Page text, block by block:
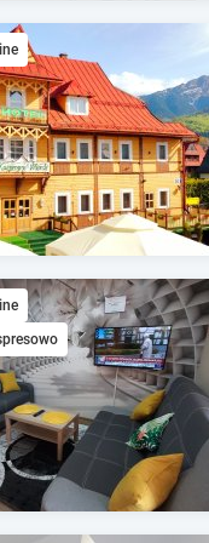
e
y
t
o
g
e
t
t
e
k
e
y
b
o
a
r
d